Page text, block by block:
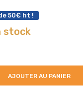
50€ ht !
stock
AJOUTER AU PANIER